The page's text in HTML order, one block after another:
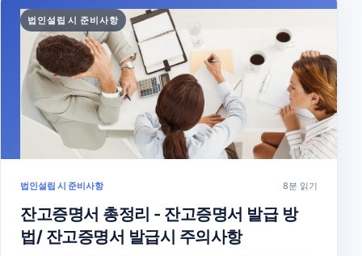
법인설립 시 준비사항
법인설립 시 준비사항 8분 읽기
잔고증명서 총정리 - 잔고증명서 발급 방
법/ 잔고증명서 발급시 주의사항